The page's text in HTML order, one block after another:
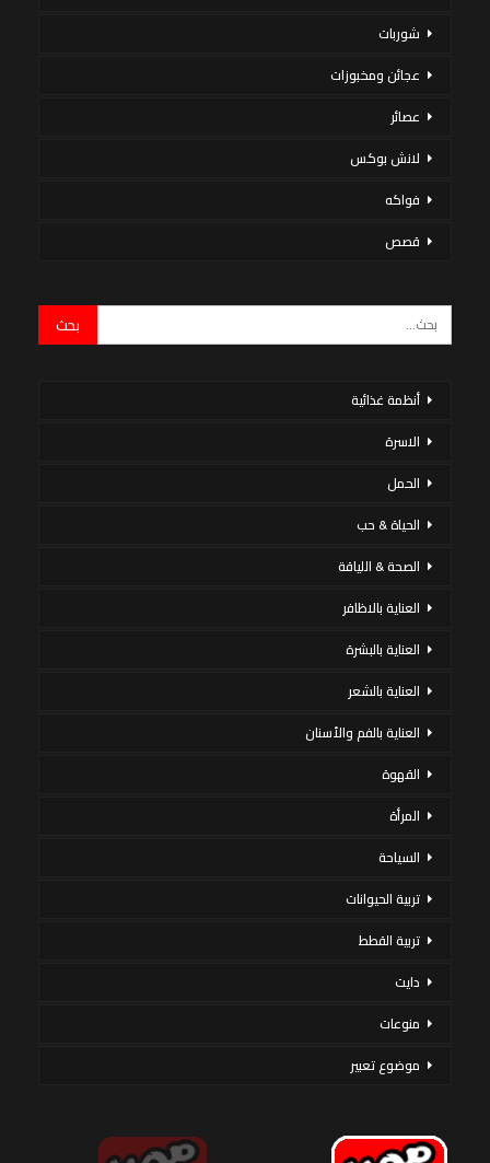
شوربات
عجائن ومخبوزات
عصائر
لانش بوكس
فواكه
قصص
أنظمة غذائية
الاسرة
الحمل
الحياة & حب
الصحة & اللياقة
العناية بالاظافر
العناية بالبشرة
العناية بالشعر
العناية بالفم والأسنان
القهوة
المرأة
السياحة
تربية الحيوانات
تربية القطط
دايت
منوعات
موضوع تعبير